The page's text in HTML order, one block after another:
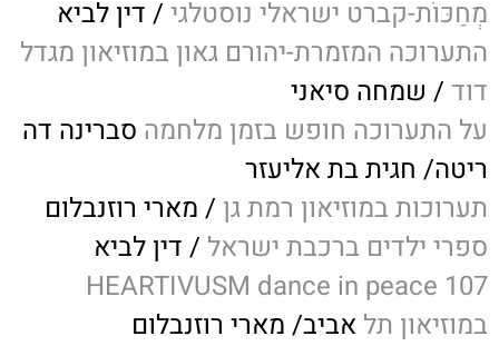
מְחַכּוֹת-קברט ישראלי נוסטלגי / דין לביא
התערוכה המזמרת-יהורם גאון במוזיאון מגדל
דוד / שמחה סיאני
על התערוכה חופש בזמן מלחמה סברינה דה
ריטה/ חגית בת אליעזר
תערוכות במוזיאון רמת גן / מארי רוזנבלום
ספרי ילדים ברכבת ישראל / דין לביא
HEARTIVUSM dance in peace 107
במוזיאון תל אביב/ מארי רוזנבלום